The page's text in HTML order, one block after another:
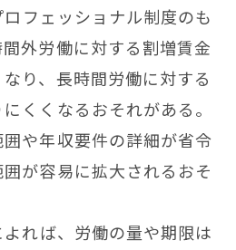
フェッショナル制度のも
外労働に対する割増賃金
り、長時間労働に対する
くくなるおそれがある。
や年収要件の詳細が省令
が容易に拡大されるおそ
れば、労働の量や期限は